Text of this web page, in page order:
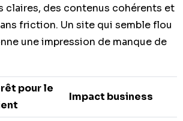
claires, des contenus cohérents et
friction. Un site qui semble flou
une impression de manque de
pour le
Impact business